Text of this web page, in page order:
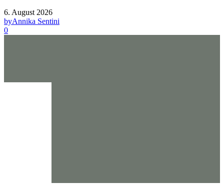
6. August 2026
byAnnika Sentini
0